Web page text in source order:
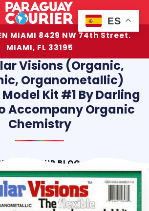
MIAMI 8429 NW 74th Street.
MIAMI, FL 33195
Visions (Organic,
Organometallic)
Kit #1 By Darling
Accompany Organic
Chemistry
OUR BLOG
ES